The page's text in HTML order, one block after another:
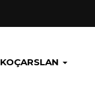
KOÇARSLAN